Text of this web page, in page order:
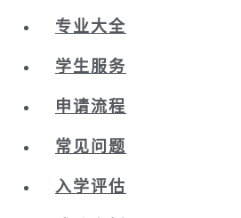
专业大全
学生服务
申请流程
常见问题
入学评估